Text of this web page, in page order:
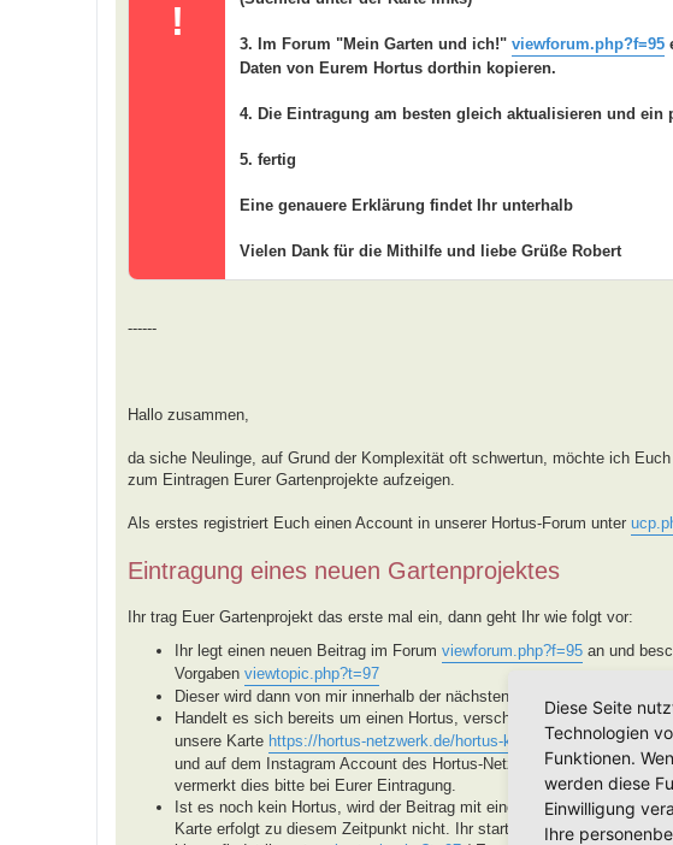
!
3. Im Forum "Mein Garten und ich!" viewforum.php?f=95
Daten von Eurem Hortus dorthin kopieren.
4. Die Eintragung am besten gleich aktualisieren und ein
5. fertig
Eine genauere Erklärung findet Ihr unterhalb
Vielen Dank für die Mithilfe und liebe Grüße Robert
------
Hallo zusammen,
da siche Neulinge, auf Grund der Komplexität oft schwertun, möchte ich
zum Eintragen Eurer Gartenprojekte aufzeigen.
Als erstes registriert Euch einen Account in unserer Hortus-Forum unter
Eintragung eines neuen Gartenprojektes
Ihr trag Euer Gartenprojekt das erste mal ein, dann geht Ihr wie folgt vor:
Ihr legt einen neuen Beitrag im Forum viewforum.php?f=95 an und
Vorgaben viewtopic.php?t=97
Dieser wird dann von mir innerhalb der nächsten Tage geprüft und
Handelt es sich bereits um einen Hortus, verschiebe ich diesen in das
unsere Karte https://hortus-netzwerk.de/hortus-karte/
ein. Des
und auf dem Instagram Account des Hortus-Netzwerkes vorgestellt.
vermerkt dies bitte bei Eurer Eintragung.
Ist es noch kein Hortus, wird der Beitrag mit einem Vermerk im
Karte erfolgt zu diesem Zeitpunkt nicht. Ihr startet nun in die
Diese Seite
Technologien
Funktionen.
werden diese
Einwilligung
Ihre